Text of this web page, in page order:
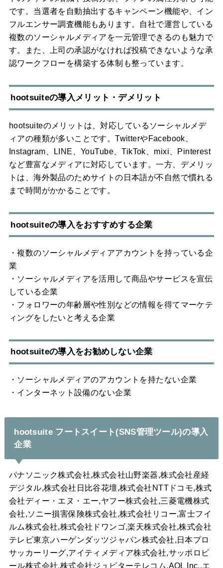
です。当選者を自動抽出するキャンペーン機能や、イン
フルエンサー調査機能もあります。自社で運営している
複数のソーシャルメディアを一元管理できるのも魅力で
す。また、上司の承認がなければ投稿できないような承
認ワークフローを構築する体制も整っています。
hootsuiteの導入メリット・デメリット
hootsuiteのメリットは、対応しているソーシャルメデ
ィアの種類が多いことです。TwitterやFacebook、
Instagram、LINE、YouTube、TikTok、mixi、Pinterest
など豊富なメディアに対応しています。一方、デメリッ
トは、海外製品のためサイトの日本語が不自然で慣れる
まで時間がかかることです。
hootsuiteの導入をおすすめする企業
・複数のソーシャルメディアアカウントを持っている企
業
・ソーシャルメディアを活用して商品やサービスを宣伝
している企業
・フォロワーの年齢層や性別などの情報を得てマーケテ
ィングをしたいと考える企業
hootsuiteの導入をお勧めしない企業
・ソーシャルメディアのアカウントを持たない企業
・インターネット設備のない企業
hootsuite フートスイート(SNS管理ツール)の導入
企業
パナソニック株式会社,株式会社山野楽器,株式会社産経
デジタル,株式会社日比谷花壇,株式会社NTTドコモ,株式
会社ディー・エヌ・エー,ヤフー株式会社,三菱電機株式
会社,ソニー損害保険株式会社,株式会社リコー,富士フイ
ルム株式会社,株式会社ドワンゴ,楽天株式会社,株式会社
テレビ東京,ハーゲンダッツジャパン株式会社,日本プロ
サッカーリーグ,アイティメディア株式会社,サッポロビ
ール株式会社,株式会社ジュピターテレコム,AOL Inc.,エ